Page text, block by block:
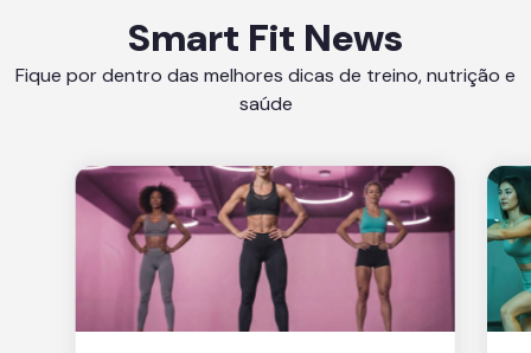
Smart Fit News
Fique por dentro das melhores dicas de treino, nutrição e
saúde